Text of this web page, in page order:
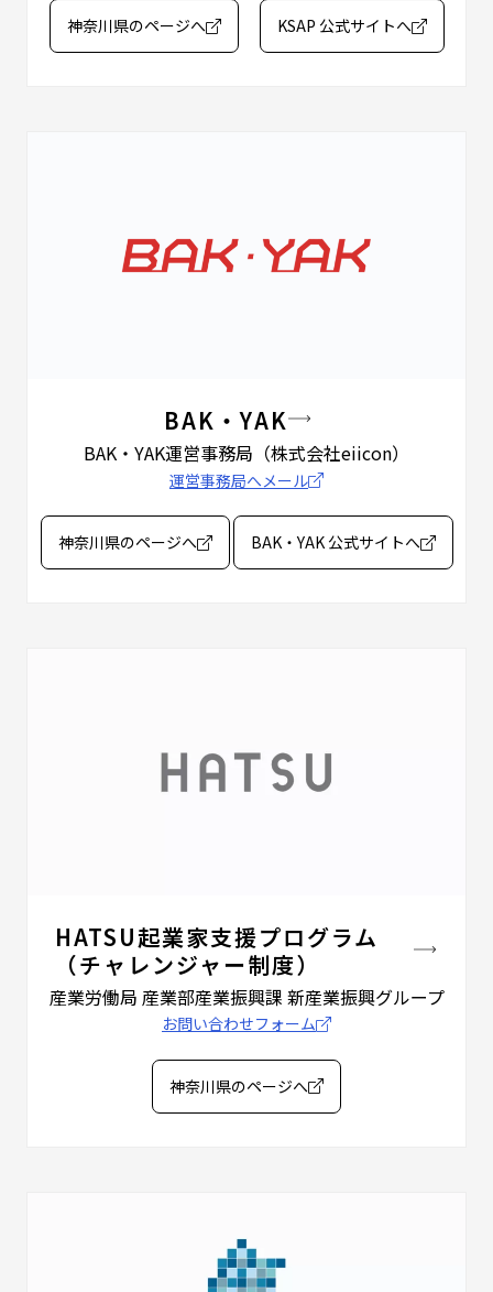
神奈川県のページへ KSAP 公式サイトへ
BAK・YAK
BAK・YAK運営事務局 （株式会社eiicon）
運営事務局へメール
神奈川県のページへ BAK・YAK 公式サイトへ
HATSU起業家支援プログラム
（チャレンジャー制度）
産業労働局 産業部産業振興課 新産業振興グループ
お問い合わせフォーム
神奈川県のページへ